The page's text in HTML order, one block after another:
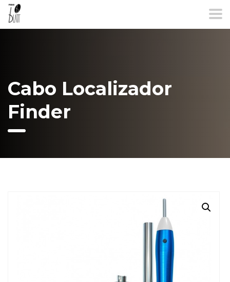
Cabo Localizador
Finder